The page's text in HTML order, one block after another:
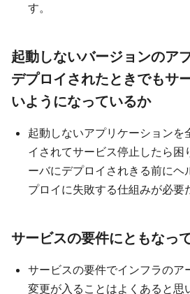
す。
起動しないバージョンのア
デプロイされたときでもサ
いようになっているか
起動しないアプリケーションを
イされてサービス停止したら困
ーバにデプロイされきる前にヘ
プロイに失敗する仕組みが必要
サービスの要件にともなっ
サービスの要件でインフラのア
変更が入ることはよくあると思